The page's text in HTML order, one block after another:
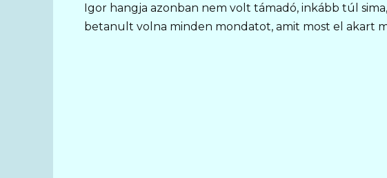
Igor hangja azonban nem volt támadó, inkább túl
betanult volna minden mondatot, amit most el akart